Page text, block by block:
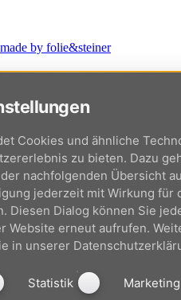
made by folie&steiner
Cookies und ähnliche
zu bieten. Dazu
nachfolgenden Übersicht
jederzeit mit Wirkung für
Diesen Dialog können Sie
Website erneut aufrufen.
in unserer
Statistik Marketing